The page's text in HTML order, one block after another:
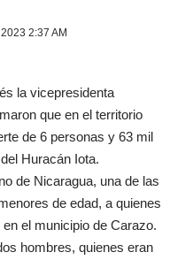
2:37 AM
la vicepresidenta
que en el territorio
de 6 personas y 63 mil
Huracán Iota.
de Nicaragua, una de las
de edad, a quienes
el municipio de Carazo.
hombres, quienes eran